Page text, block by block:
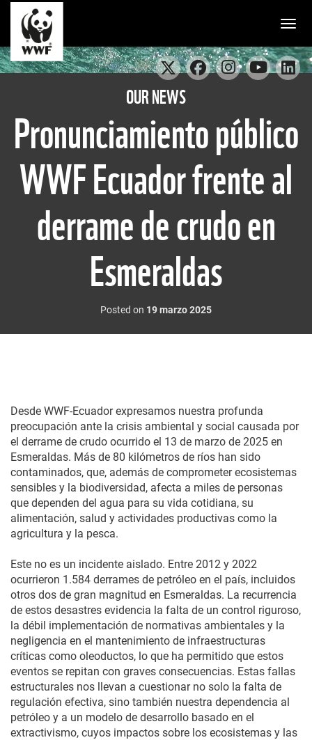
OUR NEWS
Pronunciamiento público
WWF Ecuador frente al
derrame de crudo en
Esmeraldas
Posted on 19 marzo 2025
Desde WWF-Ecuador expresamos nuestra profunda
preocupación ante la crisis ambiental y social causada por
el derrame de crudo ocurrido el 13 de marzo de 2025 en
Esmeraldas. Más de 80 kilómetros de ríos han sido
contaminados, que, además de comprometer ecosistemas
sensibles y la biodiversidad, afecta a miles de personas
que dependen del agua para su vida cotidiana, su
alimentación, salud y actividades productivas como la
agricultura y la pesca.
Este no es un incidente aislado. Entre 2012 y 2022
ocurrieron 1.584 derrames de petróleo en el país, incluidos
otros dos de gran magnitud en Esmeraldas. La recurrencia
de estos desastres evidencia la falta de un control riguroso,
la débil implementación de normativas ambientales y la
negligencia en el mantenimiento de infraestructuras
críticas como oleoductos, lo que ha permitido que estos
eventos se repitan con graves consecuencias. Estas fallas
estructurales nos llevan a cuestionar no solo la falta de
regulación efectiva, sino también nuestra dependencia al
petróleo y a un modelo de desarrollo basado en el
extractivismo, cuyos impactos sobre los ecosistemas y las